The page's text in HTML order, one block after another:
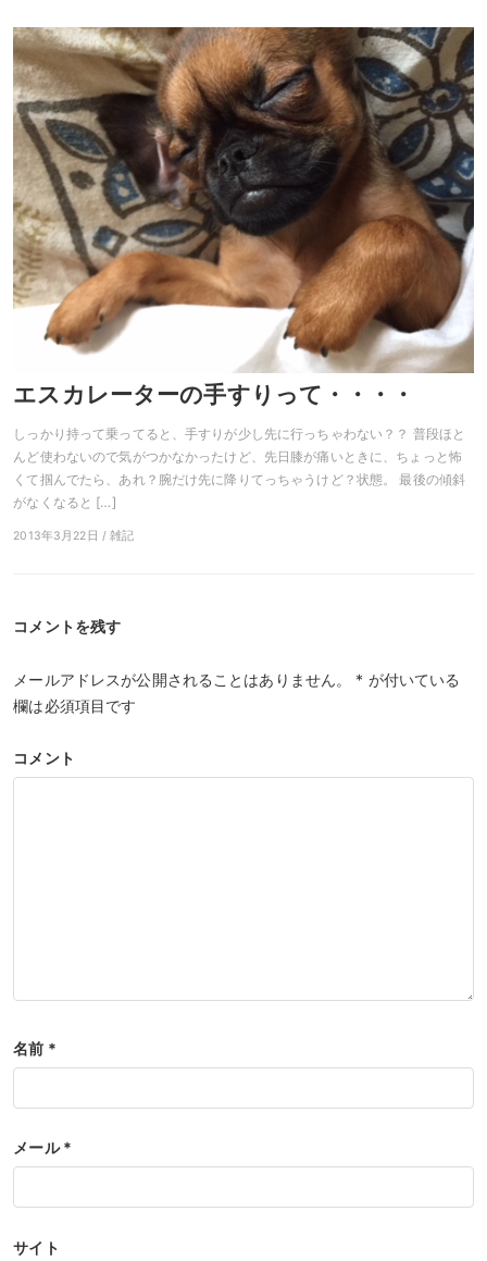
エスカレーターの手すりって・・・・
しっかり持って乗ってると、手すりが少し先に行っちゃわない？？ 普段ほと
んど使わないので気がつかなかったけど、先日膝が痛いときに、ちょっと怖
くて掴んでたら、あれ？腕だけ先に降りてっちゃうけど？状態。 最後の傾斜
がなくなると […]
2013年3月22日 / 雑記
コメントを残す
メールアドレスが公開されることはありません。 * が付いている
欄は必須項目です
コメント
名前 *
メール*
サイト